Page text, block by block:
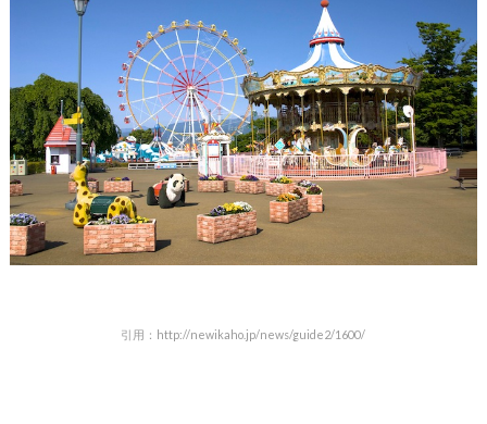
引用：http://newikaho.jp/news/guide2/1600/